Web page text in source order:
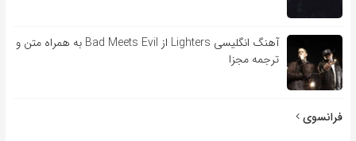
آهنگ انگلیسی Lighters از Bad Meets Evil به همراه متن و
ترجمه مجزا
فرانسوی